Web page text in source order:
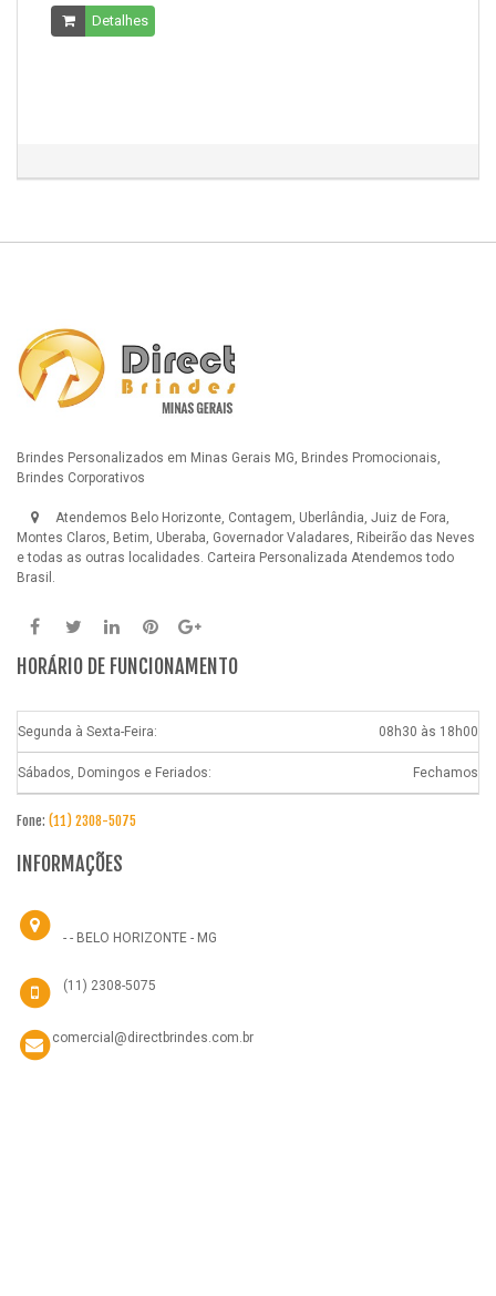
Detalhes
Brindes Personalizados em Minas Gerais MG, Brindes Promocionais,
Brindes Corporativos
Atendemos Belo Horizonte, Contagem, Uberlândia, Juiz de Fora,
Montes Claros, Betim, Uberaba, Governador Valadares, Ribeirão das Neves
e todas as outras localidades. Carteira Personalizada Atendemos todo
Brasil.
HORÁRIO DE FUNCIONAMENTO
Segunda à Sexta-Feira: 08h30 às 18h00
Sábados, Domingos e Feriados: Fechamos
Fone: (11) 2308-5075
INFORMAÇÕES
- - BELO HORIZONTE - MG
(11) 2308-5075
comercial@directbrindes.com.br